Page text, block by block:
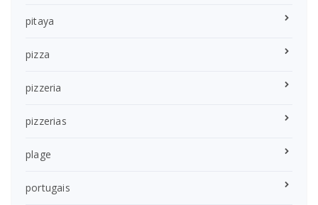
pitaya
pizza
pizzeria
pizzerias
plage
portugais